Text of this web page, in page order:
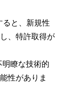
ると、新規性
、特許取得が
瞭な技術的
性がありま